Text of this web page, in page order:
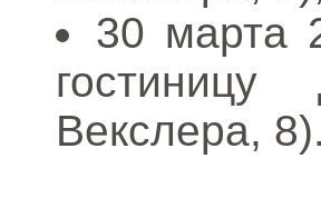
30 марта
Векслера,